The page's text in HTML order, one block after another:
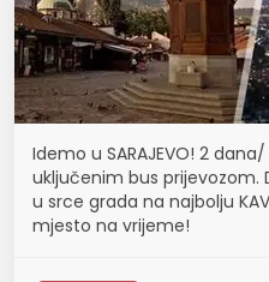
Idemo u SARAJEVO! 2
uključenim bus prijevozom.
u srce grada na najbolju
mjesto na vrijeme!